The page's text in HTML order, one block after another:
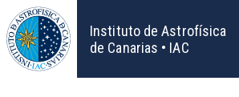
Pasar
al
contenido
principal
Instituto de Astrofísica
de Canarias • IAC